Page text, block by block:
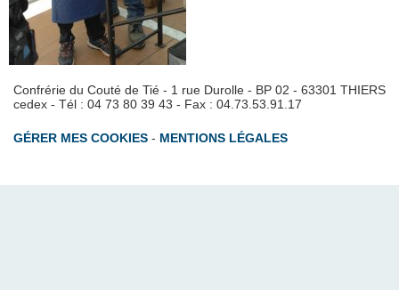
Confrérie du Couté de Tié - 1 rue Durolle - BP 02 - 63301 THIERS
cedex - Tél : 04 73 80 39 43 - Fax : 04.73.53.91.17
GÉRER MES COOKIES - MENTIONS LÉGALES